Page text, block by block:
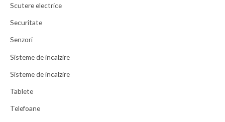
Scutere electrice
Securitate
Senzori
Sisteme de incalzire
Sisteme de incalzire
Tablete
Telefoane